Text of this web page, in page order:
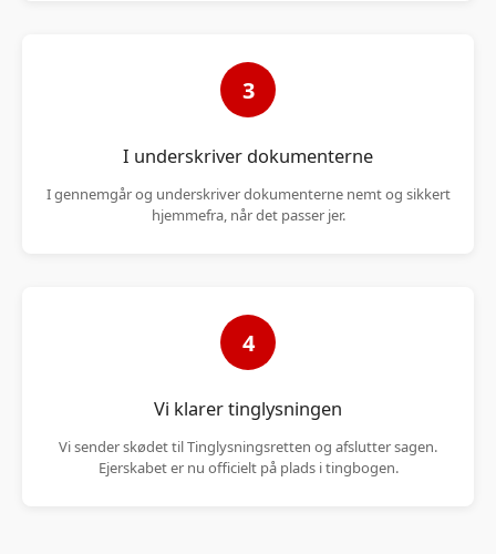
3
I underskriver dokumenterne
I gennemgår og underskriver dokumenterne nemt og sikkert
hjemmefra, når det passer jer.
4
Vi klarer tinglysningen
Vi sender skødet til Tinglysningsretten og afslutter sagen.
Ejerskabet er nu officielt på plads i tingbogen.